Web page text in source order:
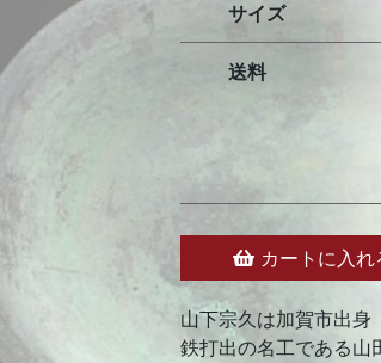
サイズ
送料
カートに入
山下宗久は加賀市出身
鉄打出の名工である山